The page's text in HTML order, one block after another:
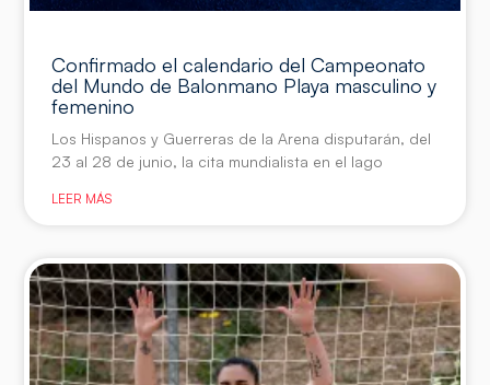
Confirmado el calendario del Campeonato
del Mundo de Balonmano Playa masculino y
femenino
Los Hispanos y Guerreras de la Arena disputarán, del
23 al 28 de junio, la cita mundialista en el lago
LEER MÁS